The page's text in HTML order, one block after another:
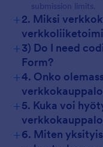
submission limits.
+2. Miksi
+3) Do I need
Form?
+4. Onko
+5. Kuka voi
+6. Miten